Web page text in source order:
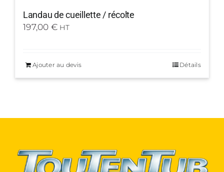
Landau de cueillette / récolte
197,00 € HT
Ajouter au devis Détails